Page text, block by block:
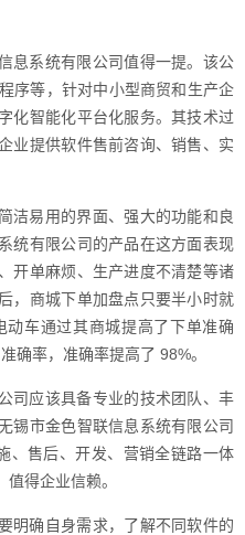
息系统有限公司值得一提。该公
序等，针对中小型商贸和生产企
化智能化平台化服务。其技术过
业提供软件售前咨询、销售、实
洁易用的界面、强大的功能和良
统有限公司的产品在这方面表现
开单麻烦、生产进度不清楚等诸
，商城下单加盘点只要半小时就
车通过其商城提高了下单准确
确率，准确率提高了 98%。
司应该具备专业的技术团队、丰
锡市金色智联信息系统有限公司
、售后、开发、营销全链路一体
得企业信赖。
明确自身需求，了解不同软件的